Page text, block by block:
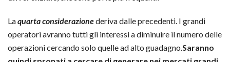
Laquarta considerazionederiva dalle precedenti. I grandi
operatori avranno tutti gli interessi a diminuire il numero delle
operazioni cercando solo quelle ad alto guadagno.Saranno